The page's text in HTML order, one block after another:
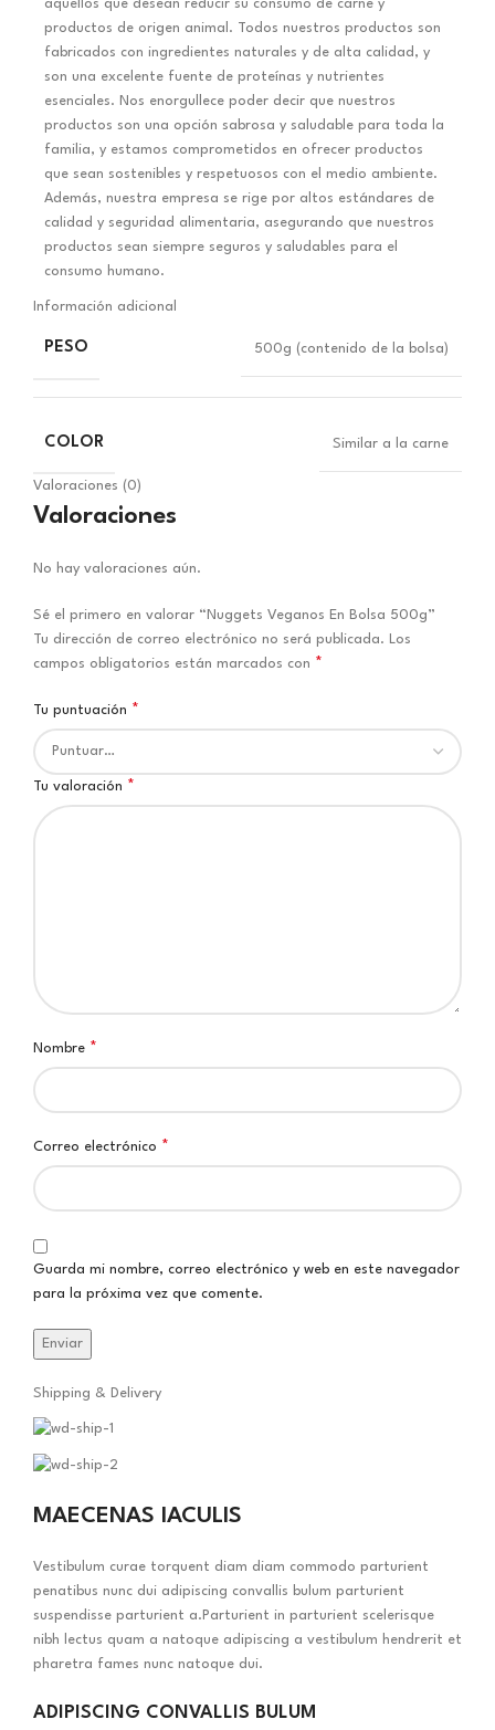
aquellos que desean reducir su consumo de carne y
productos de origen animal. Todos nuestros productos son
fabricados con ingredientes naturales y de alta calidad, y
son una excelente fuente de proteínas y nutrientes
esenciales. Nos enorgullece poder decir que nuestros
productos son una opción sabrosa y saludable para toda la
familia, y estamos comprometidos en ofrecer productos
que sean sostenibles y respetuosos con el medio ambiente.
Además, nuestra empresa se rige por altos estándares de
calidad y seguridad alimentaria, asegurando que nuestros
productos sean siempre seguros y saludables para el
consumo humano.
Información adicional
PESO 500g (contenido de la bolsa)
COLOR Similar a la carne
Valoraciones (0)
Valoraciones
No hay valoraciones aún.
Sé el primero en valorar “Nuggets Veganos En Bolsa 500g”
Tu dirección de correo electrónico no será publicada. Los
campos obligatorios están marcados con *
Tu puntuación *
Tu valoración *
Nombre *
Correo electrónico *
Guarda mi nombre, correo electrónico y web en este navegador
para la próxima vez que comente.
Shipping & Delivery
MAECENAS IACULIS
Vestibulum curae torquent diam diam commodo parturient
penatibus nunc dui adipiscing convallis bulum parturient
suspendisse parturient a.Parturient in parturient scelerisque
nibh lectus quam a natoque adipiscing a vestibulum hendrerit et
pharetra fames nunc natoque dui.
ADIPISCING CONVALLIS BULUM